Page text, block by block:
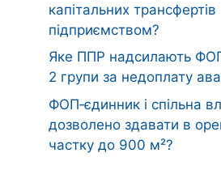
капітальних трансфертів
підприємством?
Яке ППР надсилають
2 групи за недоплату
ФОП‑єдинник і спільна
дозволено здавати в
частку до 900 м²?